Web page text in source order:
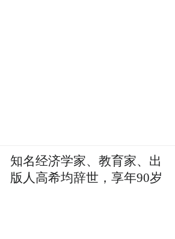
知名经济学家、教育家、出
版人高希均辞世，享年90岁